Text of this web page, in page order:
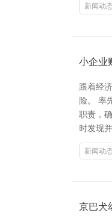
新闻动态
小企业
跟着经
险。 率
职责，
时发现
新闻动态
京巴犬